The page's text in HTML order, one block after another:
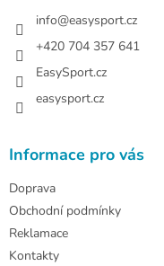
info@easysport.cz
+420 704 357 641
EasySport.cz
easysport.cz
Informace pro vás
Doprava
Obchodní podmínky
Reklamace
Kontakty